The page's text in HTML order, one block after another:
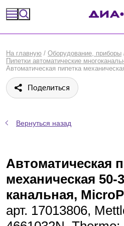
Оборудование, приборы
Расходные материалы, пластик,
Библиотека
Сравнение
На главную / Оборудование, приборы
Пипетки автоматические
Поделиться
Вернуться назад
Автоматическая
механическая 50-
канальная,
арт. 17013806,